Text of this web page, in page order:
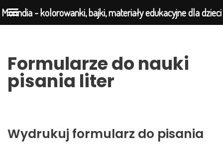
do
treści
Formularze do nauki
pisania liter
Wydrukuj formularz do pisania
Morindia - kolorowanki, bajki, materiały edukacyjne dla dzieci